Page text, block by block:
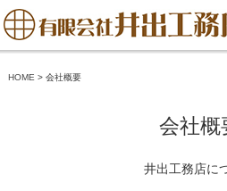
HOME > 会社概要
会社概
井出工務店に